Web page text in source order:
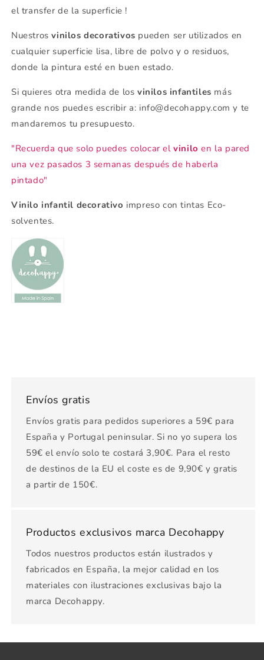
el transfer de la superficie !
Nuestrosvinilos decorativos pueden ser utilizados en
cualquier superficie lisa, libre de polvo y o residuos,
donde la pintura esté en buen estado.
Si quieres otra medida de los vinilos infantiles más
grande nos puedes escribir a: info@decohappy.com y te
mandaremos tu presupuesto.
"Recuerda que solo puedes colocar elvinilo en la pared
una vez pasados 3 semanas después de haberla
pintado"
Vinilo infantil decorativo impreso con tintas Eco-
solventes.
Envíos gratis
Envíos gratis para pedidos superiores a 59€ para
España y Portugal peninsular. Si no yo supera los
59€ el envío solo te costará 3,90€. Para el resto
de destinos de la EU el coste es de 9,90€ y gratis
a partir de 150€.
Productos exclusivos marca Decohappy
Todos nuestros productos están ilustrados y
fabricados en España, la mejor calidad en los
materiales con ilustraciones exclusivas bajo la
marca Decohappy.